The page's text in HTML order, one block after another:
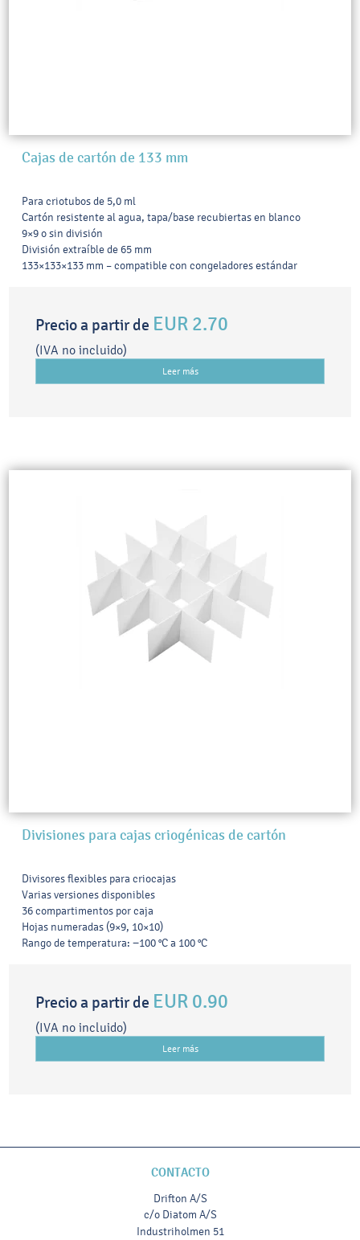
Cajas de cartón de 133 mm
Para criotubos de 5,0 ml
Cartón resistente al agua, tapa/base recubiertas en blanco
9×9 o sin división
División extraíble de 65 mm
133×133×133 mm – compatible con congeladores estándar
Precio a partir de EUR 2.70
(IVA no incluido)
Leer más
Divisiones para cajas criogénicas de cartón
Divisores flexibles para criocajas
Varias versiones disponibles
36 compartimentos por caja
Hojas numeradas (9×9, 10×10)
Rango de temperatura: −100 °C a 100 °C
Precio a partir de EUR 0.90
(IVA no incluido)
Leer más
CONTACTO
Drifton A/S
c/o Diatom A/S
Industriholmen 51